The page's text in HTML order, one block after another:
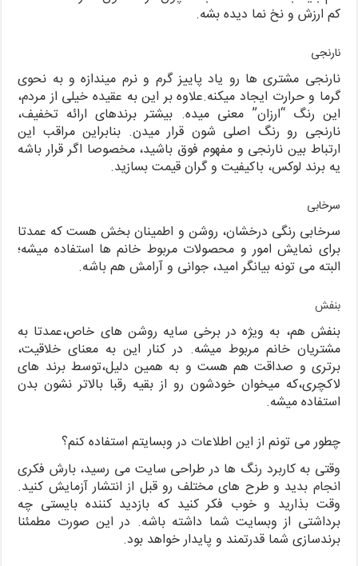
کم ارزش و نخ نما دیده بشه.
نارنجی
نارنجی مشتری ها رو یاد پاییز گرم و نرم میندازه و به نحوی
گرما و حرارت ایجاد میکنه.علاوه بر این به عقیده خیلی از مردم،
این رنگ “ارزان” معنی میده. بیشتر برندهای ارائه تخفیف،
نارنجی رو رنگ اصلی شون قرار میدن. بنابراین مراقب این
ارتباط بین نارنجی و مفهوم فوق باشید، مخصوصا اگر قرار باشه
یه برند لوکس، باکیفیت و گران قیمت بسازید.
سرخابی
سرخابی رنگی درخشان، روشن و اطمینان بخش هست که عمدتا
برای نمایش امور و محصولات مربوط خانم ها استفاده میشه؛
البته می ‌تونه بیانگر امید، جوانی و آرامش هم باشه.
بنفش
بنفش هم، به ویژه در برخی سایه روشن های خاص،عمدتا به
مشتریان خانم مربوط میشه. در کنار این به معنای خلاقیت،
برتری و صداقت هم هست و به همین دلیل،توسط برند های
لاکچری،که میخوان خودشون رو از بقیه رقبا بالاتر نشون بدن
استفاده میشه.
چطور می تونم از این اطلاعات در وبسایتم استفاده کنم؟
وقتی به کاربرد رنگ ها در طراحی سایت می رسید، بارش فکری
انجام بدید و طرح های مختلف رو قبل از انتشار آزمایش کنید.
وقت بذارید و خوب فکر کنید که بازدید کننده بایستی چه
برداشتی از وبسایت شما داشته باشه. در این صورت مطمئنا
برندسازی شما قدرتمند و پایدار خواهد بود.